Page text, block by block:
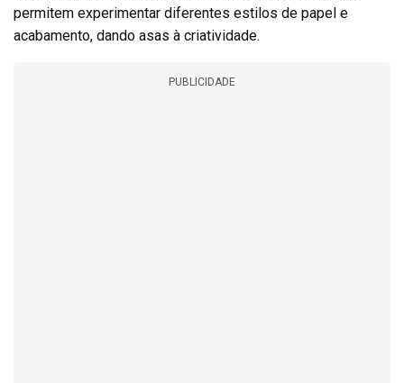
permitem experimentar diferentes estilos de papel e
acabamento, dando asas à criatividade.
PUBLICIDADE